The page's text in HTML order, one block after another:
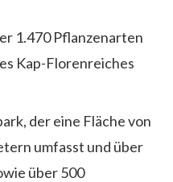
1.470 Pflanzenarten
Kap-Florenreiches
der eine Fläche von
umfasst und über
über 500